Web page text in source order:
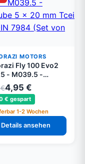
MOTORS
Fly 100 Evo2
- M039.5 -
5 x 20 mm
DIN 7984 (Set
4,95 €
€ gespart
1-2 Wochen
Details ansehen